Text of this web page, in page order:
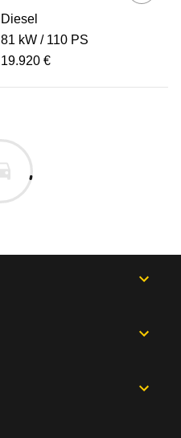
Diesel
81 kW
110 PS
19.920 €